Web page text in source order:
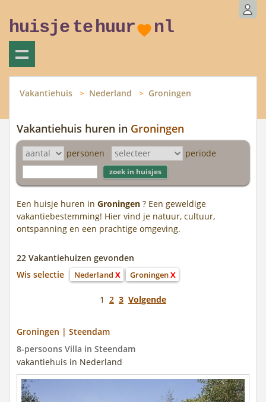
huisje tehuur nl
Vakantiehuis Nederland Groningen
Vakantiehuis huren in Groningen
personen periode
Een huisje huren in Groningen ? Een geweldige
vakantiebestemming! Hier vind je natuur, cultuur,
ontspanning en een prachtige omgeving.
22 Vakantiehuizen gevonden
Wis selectie
Nederland X GroningenX
1 2 3 Volgende
Groningen | Steendam
8-persoons Villa in Steendam
vakantiehuis in Nederland